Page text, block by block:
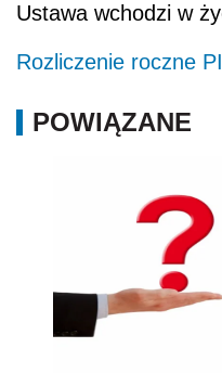
Ustawa wchodzi w
Rozliczenie roczne
POWIĄZANE